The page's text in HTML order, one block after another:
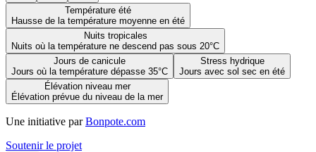
Température été
Hausse de la température moyenne en été
Nuits tropicales
Nuits où la température ne descend pas sous 20°C
Jours de canicule
Jours où la température dépasse 35°C
Stress hydrique
Jours avec sol sec en été
Élévation niveau mer
Élévation prévue du niveau de la mer
Une initiative par Bonpote.com
Soutenir le projet